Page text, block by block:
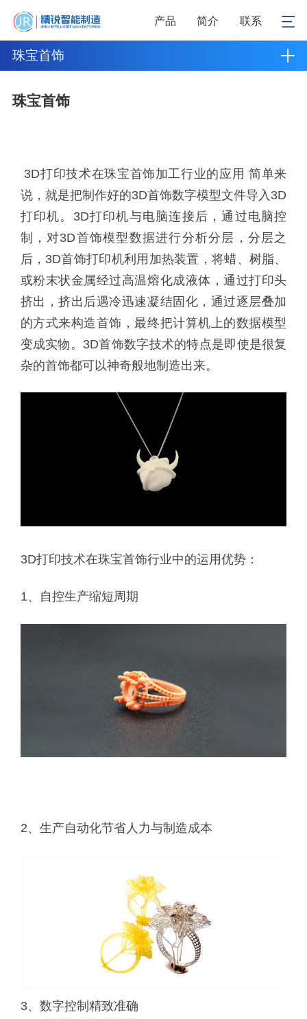
产品 简介 联系
珠宝首饰
珠宝首饰
3D打印技术在珠宝首饰加工行业的应用 简单来
说，就是把制作好的3D首饰数字模型文件导入3D
打印机。3D打印机与电脑连接后，通过电脑控
制，对3D首饰模型数据进行分析分层，分层之
后，3D首饰打印机利用加热装置，将蜡、树脂、
或粉末状金属经过高温熔化成液体，通过打印头
挤出，挤出后遇冷迅速凝结固化，通过逐层叠加
的方式来构造首饰，最终把计算机上的数据模型
变成实物。3D首饰数字技术的特点是即使是很复
杂的首饰都可以神奇般地制造出来。
3D打印技术在珠宝首饰行业中的运用优势：
1、自控生产缩短周期
2、生产自动化节省人力与制造成本
3、数字控制精致准确